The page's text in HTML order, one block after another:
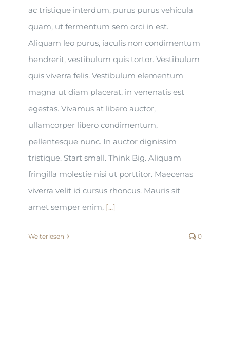
ac tristique interdum, purus purus vehicula
quam, ut fermentum sem orci in est.
Aliquam leo purus, iaculis non condimentum
hendrerit, vestibulum quis tortor. Vestibulum
quis viverra felis. Vestibulum elementum
magna ut diam placerat, in venenatis est
egestas. Vivamus at libero auctor,
ullamcorper libero condimentum,
pellentesque nunc. In auctor dignissim
tristique. Start small. Think Big. Aliquam
fringilla molestie nisi ut porttitor. Maecenas
viverra velit id cursus rhoncus. Mauris sit
amet semper enim, [...]
Weiterlesen 0